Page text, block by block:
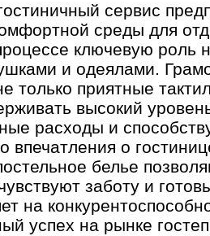
сервис
среды для
ключевую роль
и одеялами.
только приятные
высокий
расходы и
впечатления о
белье
заботу и
на
успех на рынке